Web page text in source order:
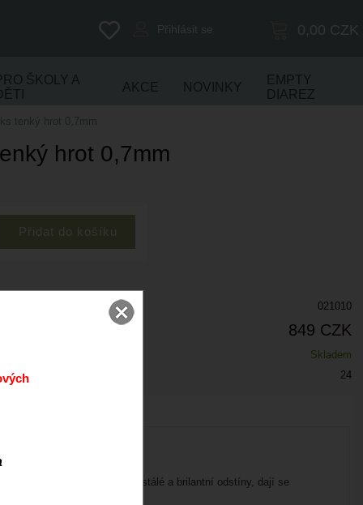
0,00 CZK
Přihlásit se
ŠKOLY A
AKCE NOVINKY
EMPTY
DIAREZ
tenký hrot 0,7mm
hrot 0,7mm
021010
849 CZK
Skladem
24
porcelán.
jsou vodou ředitelné, mají stálé a brilantní odstíny, dají se
ocel, sklo, meď a další.